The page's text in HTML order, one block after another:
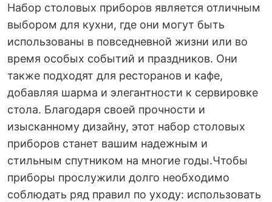
Набор столовых приборов является отличным
выбором для кухни, где они могут быть
использованы в повседневной жизни или во
время особых событий и праздников. Они
также подходят для ресторанов и кафе,
добавляя шарма и элегантности к сервировке
стола. Благодаря своей прочности и
изысканному дизайну, этот набор столовых
приборов станет вашим надежным и
стильным спутником на многие годы.Чтобы
приборы прослужили долго необходимо
соблюдать ряд правил по уходу: использовать